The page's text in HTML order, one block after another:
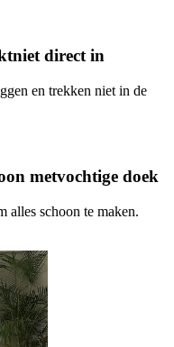
niet direct in
en trekken niet in de
metvochtige doek
alles schoon te maken.